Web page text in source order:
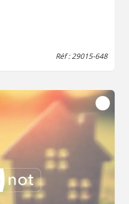
Ce terrain
autres lots sont
au prix de
2 : 987m² au prix de
électricité, tout-à-l'égout)
à-vis Proximité immédiate
rare sur
principale ou
pour plus d'informations
Réf : 29015-648